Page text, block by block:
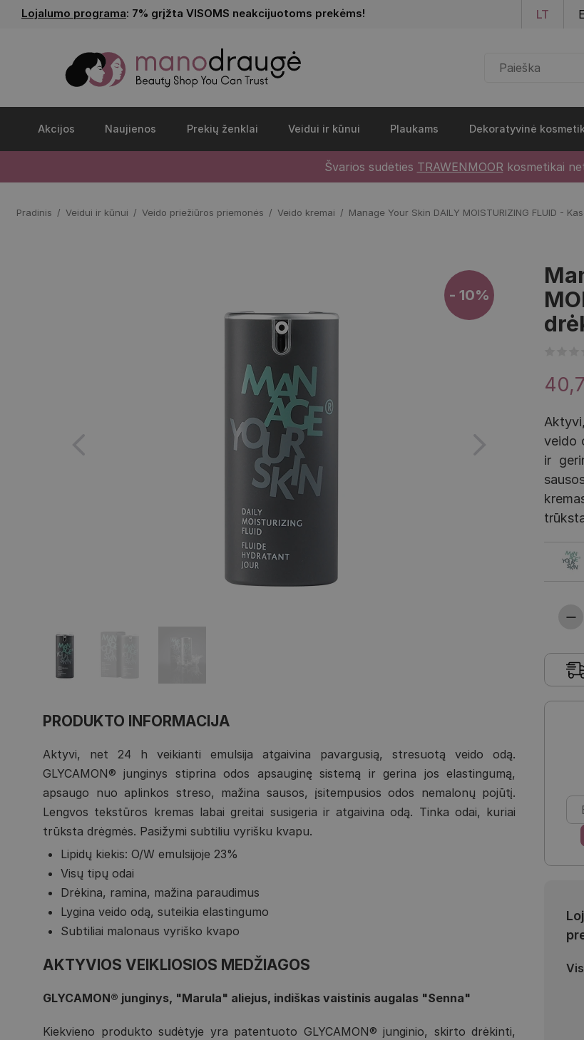
Pereiti į pagrindinį
Lojalumo programa: 7% grįžta VISOMS neakcijuotoms prekėms! LT
Akcijos Naujienos Prekių ženklai Veidui ir kūnui Plaukams Dekoratyvinė
Švarios sudėties TRAWENMOOR kosmetikai
Pradinis Veidui ir kūnui Veido priežiūros priemonės Veido kremai Manage Your Skin DAILY MOISTURIZING FLUID -
veido
ir
- 10%
PRODUKTO INFORMACIJA
Aktyvi, net 24 h veikianti emulsija atgaivina pavargusią, stresuotą veido odą.
GLYCAMON® junginys stiprina odos apsauginę sistemą ir gerina jos elastingumą,
apsaugo nuo aplinkos streso, mažina sausos, įsitempusios odos nemalonų pojūtį.
Lengvos tekstūros kremas labai greitai susigeria ir atgaivina odą. Tinka odai, kuriai
trūksta drėgmės. Pasižymi subtiliu vyrišku kvapu.
Lipidų kiekis: O/W emulsijoje 23%
Visų tipų odai
Drėkina, ramina, mažina paraudimus
Lygina veido odą, suteikia elastingumo
Subtiliai malonaus vyriško kvapo
AKTYVIOS VEIKLIOSIOS MEDŽIAGOS
GLYCAMON® junginys, "Marula" aliejus, indiškas vaistinis augalas "Senna"
Kiekvieno produkto sudėtyje yra patentuoto GLYCAMON® junginio, skirto drėkinti,